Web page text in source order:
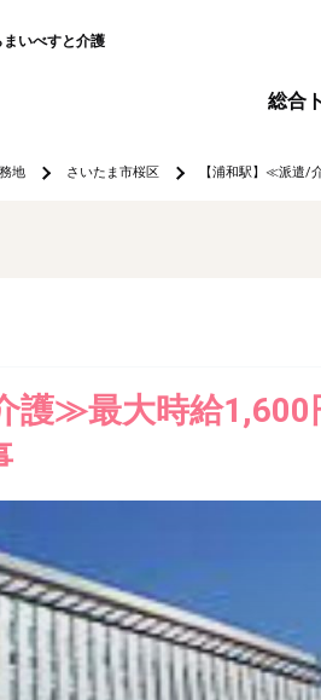
いべすと介護
総合
地 さいたま市桜区 【浦和駅】≪派遣/
護≫最大時給1,600